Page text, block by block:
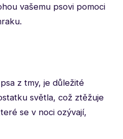
vašemu psovi pomoci
z tmy, je důležité
světla, což ztěžuje
se v noci ozývají,